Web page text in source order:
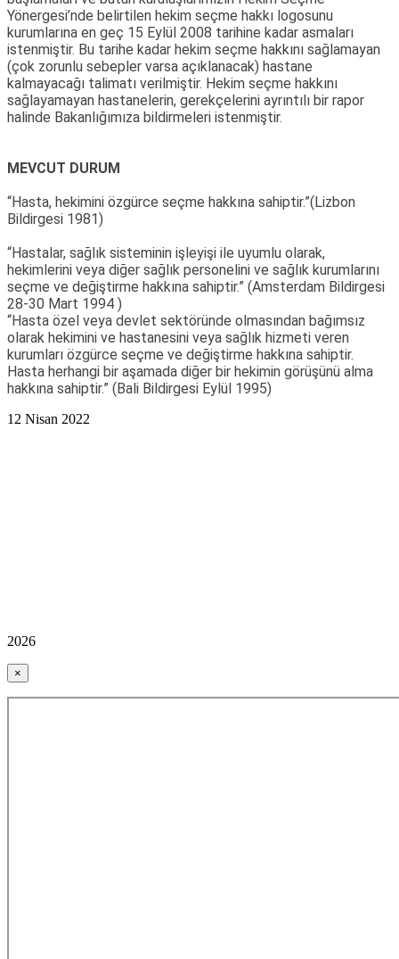
Yönergesi’nde belirtilen hekim seçme hakkı logosunu
kurumlarına en geç 15 Eylül 2008 tarihine kadar asmaları
istenmiştir. Bu tarihe kadar hekim seçme hakkını sağlamayan
(çok zorunlu sebepler varsa açıklanacak) hastane
kalmayacağı talimatı verilmiştir. Hekim seçme hakkını
sağlayamayan hastanelerin, gerekçelerini ayrıntılı bir rapor
halinde Bakanlığımıza bildirmeleri istenmiştir.
MEVCUT DURUM
“Hasta, hekimini özgürce seçme hakkına sahiptir.”(Lizbon
Bildirgesi 1981)
“Hastalar, sağlık sisteminin işleyişi ile uyumlu olarak,
hekimlerini veya diğer sağlık personelini ve sağlık kurumlarını
seçme ve değiştirme hakkına sahiptir.” (Amsterdam Bildirgesi
28-30 Mart 1994 )
“Hasta özel veya devlet sektöründe olmasından bağımsız
olarak hekimini ve hastanesini veya sağlık hizmeti veren
kurumları özgürce seçme ve değiştirme hakkına sahiptir.
Hasta herhangi bir aşamada diğer bir hekimin görüşünü alma
hakkına sahiptir.” (Bali Bildirgesi Eylül 1995)
12 Nisan 2022
2026
×